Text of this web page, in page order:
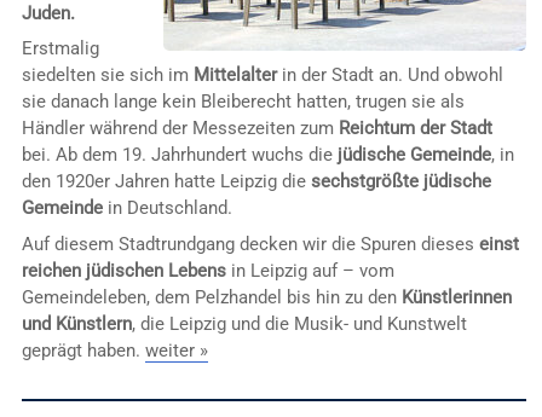
Juden.
Erstmalig
siedelten sie sich im Mittelalterin der Stadt an. Und obwohl
sie danach lange kein Bleiberecht hatten, trugen sie als
Händler während der Messezeiten zum Reichtum der Stadt
bei. Ab dem 19. Jahrhundert wuchs die jüdische Gemeinde, in
den 1920er Jahren hatte Leipzig die sechstgrößte jüdische
Gemeindein Deutschland.
Auf diesem Stadtrundgang decken wir die Spuren dieses einst
reichen jüdischen Lebensin Leipzig auf – vom
Gemeindeleben, dem Pelzhandel bis hin zu den Künstlerinnen
und Künstlern, die Leipzig und die Musik- und Kunstwelt
geprägt haben. weiter »